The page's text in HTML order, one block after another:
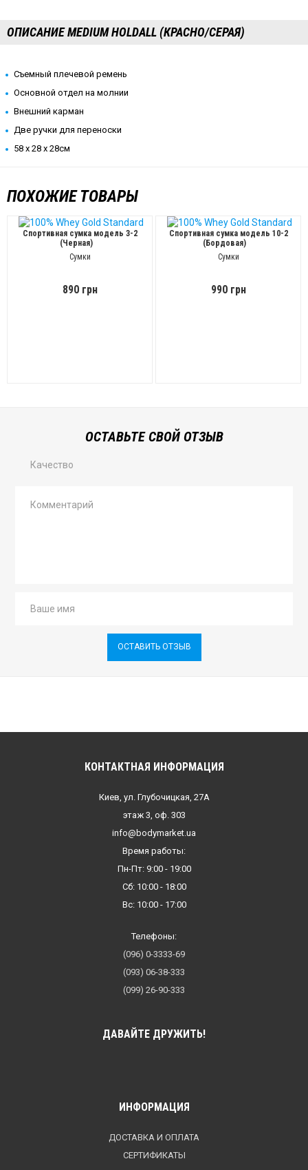
ОПИСАНИЕ MEDIUM HOLDALL (КРАСНО/СЕРАЯ)
Съемный плечевой ремень
Основной отдел на молнии
Внешний карман
Две ручки для переноски
58 х 28 х 28см
ПОХОЖИЕ ТОВАРЫ
Спортивная сумка модель 3-2
(Черная)
Сумки
890 грн
Спортивная сумка модель 10-2
(Бордовая)
Сумки
990 грн
ОСТАВЬТЕ СВОЙ ОТЗЫВ
Качество
ОСТАВИТЬ ОТЗЫВ
КОНТАКТНАЯ ИНФОРМАЦИЯ
Киев, ул. Глубочицкая, 27А
этаж 3, оф. 303
info@bodymarket.ua
Время работы:
Пн-Пт: 9:00 - 19:00
Сб: 10:00 - 18:00
Вс: 10:00 - 17:00
Телефоны:
(096) 0-3333-69
(093) 06-38-333
(099) 26-90-333
ДАВАЙТЕ ДРУЖИТЬ!
ИНФОРМАЦИЯ
ДОСТАВКА И ОПЛАТА
СЕРТИФИКАТЫ